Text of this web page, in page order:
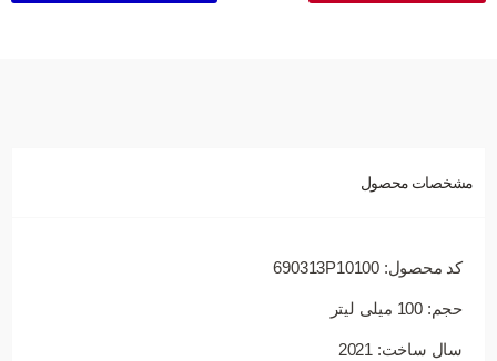
مشخصات محصول
کد محصول: 690313P10100
حجم: 100 میلی لیتر
سال ساخت: 2021